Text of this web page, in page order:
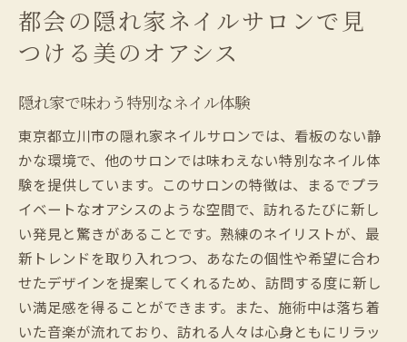
選ばれる理由がある、立川の隠れ家サロン
看板のないネイルサロンが生む特別な体験
看板のないサロンの魅力とは？
東京都立川市の隠れ家サロンの探し方
誰にも教えたくない、隠れ家ネイルサロン
口コミだけで広がる特別なサロン体験
静かでプライベートな施術環境を体験する
東京都立川市の穴場ネイルサロンで心からリラ
ックス
都会の喧騒を離れて、心の平和を見つける
立川市の隠れ家で知る本当のリラックス
都会の隠れ家ネイルサロンで見
つける美のオアシス
隠れ家で味わう特別なネイル体験
東京都立川市の隠れ家ネイルサロンでは、看板のない静
かな環境で、他のサロンでは味わえない特別なネイル体
験を提供しています。このサロンの特徴は、まるでプラ
イベートなオアシスのような空間で、訪れるたびに新し
い発見と驚きがあることです。熟練のネイリストが、最
新トレンドを取り入れつつ、あなたの個性や希望に合わ
せたデザインを提案してくれるため、訪問する度に新し
い満足感を得ることができます。また、施術中は落ち着
いた音楽が流れており、訪れる人々は心身ともにリラッ